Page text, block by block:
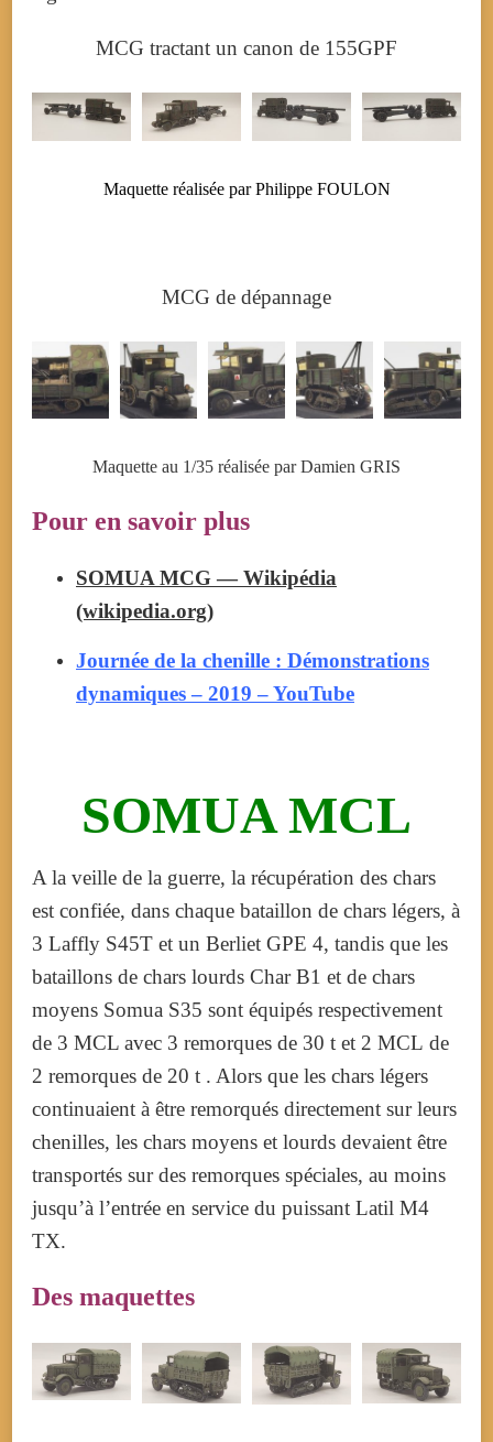
MCG tractant un canon de 155GPF
Maquette réalisée par Philippe FOULON
MCG de dépannage
Maquette au 1/35 réalisée par Damien GRIS
Pour en savoir plus
SOMUA MCG — Wikipédia
(wikipedia.org)
Journée de la chenille : Démonstrations
dynamiques – 2019 – YouTube
SOMUA MCL
A la veille de la guerre, la récupération des chars
est confiée, dans chaque bataillon de chars légers, à
3 Laffly S45T et un Berliet GPE 4, tandis que les
bataillons de chars lourds Char B1 et de chars
moyens Somua S35 sont équipés respectivement
de 3 MCL avec 3 remorques de 30 t et 2 MCL de
2 remorques de 20 t . Alors que les chars légers
continuaient à être remorqués directement sur leurs
chenilles, les chars moyens et lourds devaient être
transportés sur des remorques spéciales, au moins
jusqu’à l’entrée en service du puissant Latil M4
TX.
Des maquettes